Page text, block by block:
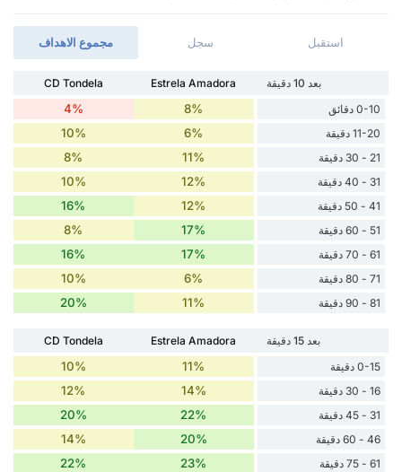
مجموع الاهداف سجل استقبل
بعد 10 دقيقة Estrela Amadora
CD Tondela
0-10 دقائق
8%
4%
11-20 دقيقة 6%
10%
21 - 30 دقيقة 11%
8%
31 - 40 دقيقة 12%
10%
41 - 50 دقيقة 12%
16%
51 - 60 دقيقة 17%
8%
61 - 70 دقيقة 17%
16%
71 - 80 دقيقة 6%
10%
81 - 90 دقيقة 11%
20%
بعد 15 دقيقة Estrela Amadora
CD Tondela
0-15 دقيقة
11%
10%
16 - 30 دقيقة 14%
12%
31 - 45 دقيقة 22%
20%
46 - 60 دقيقة 20%
14%
61 - 75 دقيقة 23%
22%